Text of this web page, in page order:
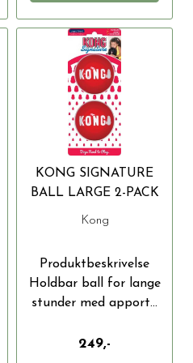
KONG SIGNATURE
BALL LARGE 2-PACK
8CM
Kong
Produktbeskrivelse
Holdbar ball for lange
stunder med apport...
249,-